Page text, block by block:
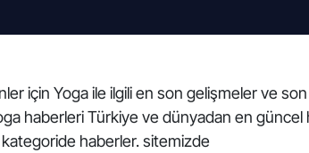
için Yoga ile ilgili en son gelişmeler ve
haberleri Türkiye ve dünyadan en
haberler. sitemizde